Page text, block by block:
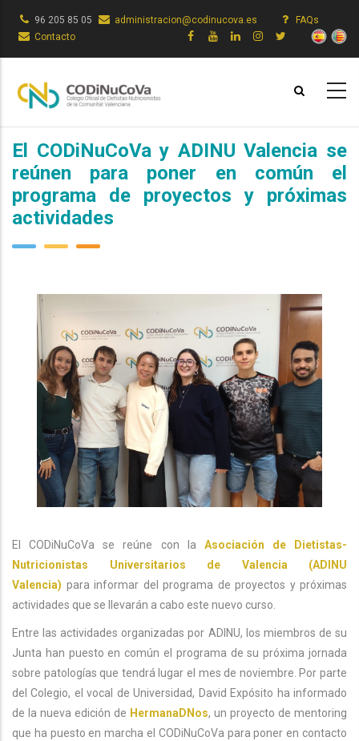
96 205 85 05 administracion@codinucova.es
FAQs
Contacto
El CODiNuCoVa y ADINU Valencia se
reúnen para poner en común el
programa de proyectos y próximas
actividades
El CODiNuCoVa se reúne con la Asociación de Dietistas-
Nutricionistas Universitarios de Valencia (ADINU
Valencia) para informar del programa de proyectos y próximas
actividades que se llevarán a cabo este nuevo curso.
Entre las actividades organizadas por ADINU, los miembros de su
Junta han puesto en común el programa de su próxima jornada
sobre patologías que tendrá lugar el mes de noviembre. Por parte
del Colegio, el vocal de Universidad, David Expósito ha informado
de la nueva edición de HermanaDNos, un proyecto de mentoring
que ha puesto en marcha el CODiNuCoVa para poner en contacto